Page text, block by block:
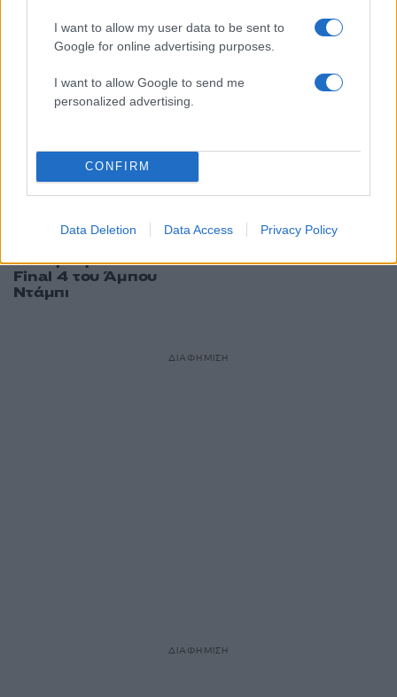
I want to allow my user data to be sent to
Google for online advertising purposes.
I want to allow Google to send me
personalized advertising.
CONFIRM
Data Deletion Data Access Privacy Policy
07.05.25
Παναθηναϊκός:
Μπασινάς, Φύσσας,
Σεϊταρίδης
την πρόκριση στο
Final 4 του Άμπου
Ντάμπι
Βόκολος από τη Λαμία
ΔΙΑΦΗΜΙΣΗ
ΔΙΑΦΗΜΙΣΗ